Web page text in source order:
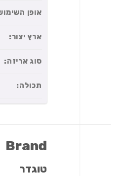
אופן
ארץ יצור:
סוג אריזה:
תכולה:
Brand
טוגדר